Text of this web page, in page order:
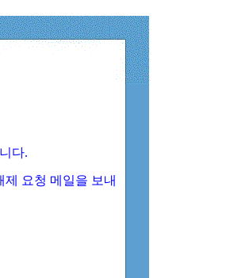
다.
요청 메일을 보내